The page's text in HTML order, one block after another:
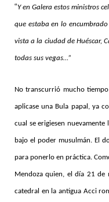
“Y en Galera estos ministros
que estaba en lo
vista a la ciudad de Huéscar,
todas sus vegas…”
No transcurrió mucho
aplicase una Bula papal, ya
cual se erigiesen nuevamente
bajo el poder musulmán. El
para ponerlo en práctica.
Mendoza quien, el día 21
catedral en la antigua Acci